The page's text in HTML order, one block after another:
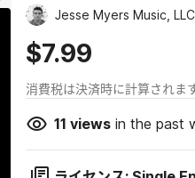
Jesse Myers Music,
$7.99
消費税は決済時に計算されま
11 viewsin the past